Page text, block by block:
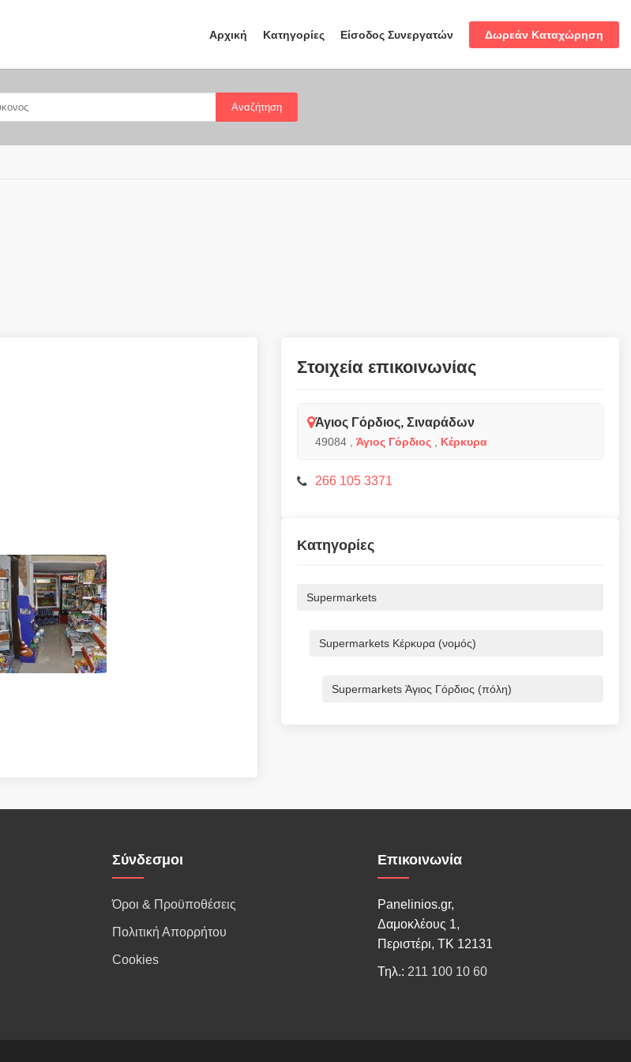
Αρχική Κατηγορίες Είσοδος Συνεργατών Δωρεάν Καταχώρηση
Αναζήτηση
Στοιχεία επικοινωνίας
Άγιος Γόρδιος, Σιναράδων
49084 Άγιος Γόρδιος Κέρκυρα
266 105 3371
Κατηγορίες
Supermarkets
Supermarkets Κέρκυρα (νομός)
Supermarkets Άγιος Γόρδιος (πόλη)
Σύνδεσμοι
Όροι & Προϋποθέσεις
Πολιτική Απορρήτου
Cookies
Επικοινωνία
Panelinios.gr,
Δαμοκλέους 1,
Περιστέρι, ΤΚ 12131
Τηλ.: 211 100 10 60